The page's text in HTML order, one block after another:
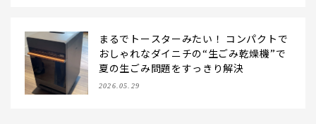
まるでトースターみたい！ コンパクトで
おしゃれなダイニチの“生ごみ乾燥機”で
夏の生ごみ問題をすっきり解決
2026.05.29